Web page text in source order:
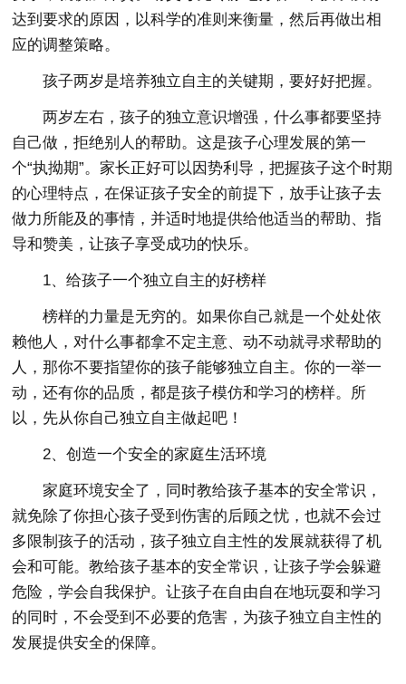
达到要求的原因，以科学的准则来衡量，然后再做出相
应的调整策略。
孩子两岁是培养独立自主的关键期，要好好把握。
两岁左右，孩子的独立意识增强，什么事都要坚持
自己做，拒绝别人的帮助。这是孩子心理发展的第一
个“执拗期”。家长正好可以因势利导，把握孩子这个时期
的心理特点，在保证孩子安全的前提下，放手让孩子去
做力所能及的事情，并适时地提供给他适当的帮助、指
导和赞美，让孩子享受成功的快乐。
1、给孩子一个独立自主的好榜样
榜样的力量是无穷的。如果你自己就是一个处处依
赖他人，对什么事都拿不定主意、动不动就寻求帮助的
人，那你不要指望你的孩子能够独立自主。你的一举一
动，还有你的品质，都是孩子模仿和学习的榜样。所
以，先从你自己独立自主做起吧！
2、创造一个安全的家庭生活环境
家庭环境安全了，同时教给孩子基本的安全常识，
就免除了你担心孩子受到伤害的后顾之忧，也就不会过
多限制孩子的活动，孩子独立自主性的发展就获得了机
会和可能。教给孩子基本的安全常识，让孩子学会躲避
危险，学会自我保护。让孩子在自由自在地玩耍和学习
的同时，不会受到不必要的危害，为孩子独立自主性的
发展提供安全的保障。